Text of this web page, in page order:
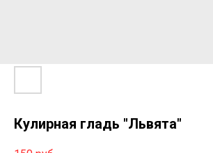
Кулирная гладь "Львята"